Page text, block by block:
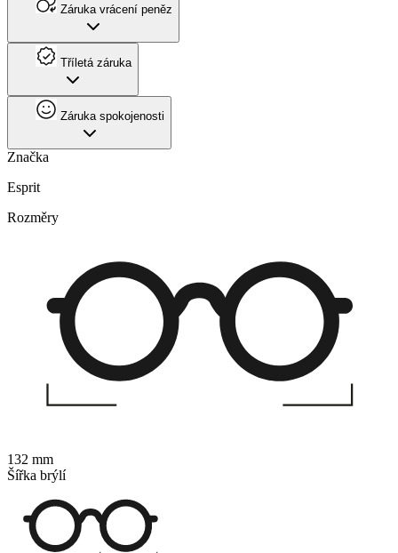
Záruka vrácení peněz
Tříletá záruka
Záruka spokojenosti
Značka
Esprit
Rozměry
132 mm
Šířka brýlí